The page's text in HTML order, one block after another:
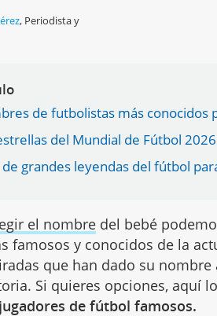
, Periodista y
de futbolistas más conocidos
del Mundial de Fútbol
grandes leyendas del fútbol
el nombre del bebé
famosos y conocidos de la
que han dado su
Si quieres opciones, aquí
de fútbol famosos.